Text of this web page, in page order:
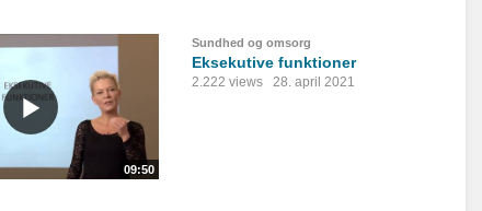
09:50
Sundhed og omsorg
Eksekutive funktioner
2.222 views 28. april 2021